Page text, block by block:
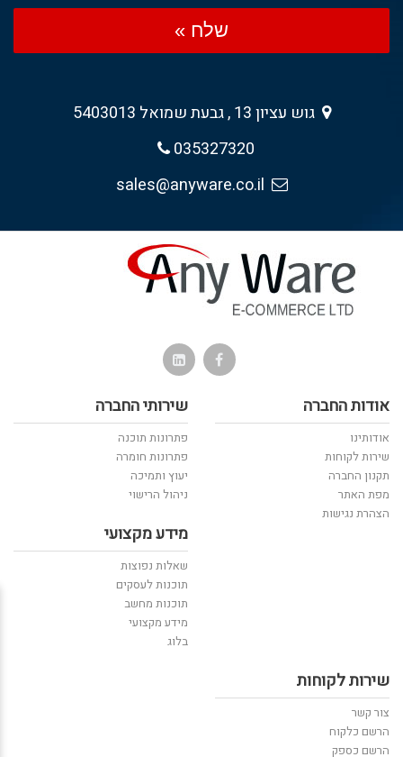
שלח »
גוש עציון 13 , גבעת שמואל 5403013
035327320
אודות החברה
אודותינו
שירות לקוחות
תקנון החברה
מפת האתר
הצהרת נגישות
שירותי החברה
פתרונות תוכנה
פתרונות חומרה
יעוץ ותמיכה
ניהול הרישוי
מידע מקצועי
שאלות נפוצות
תוכנות לעסקים
תוכנות מחשב
מידע מקצועי
בלוג
שירות לקוחות
צור קשר
הרשם כלקוח
הרשם כספק